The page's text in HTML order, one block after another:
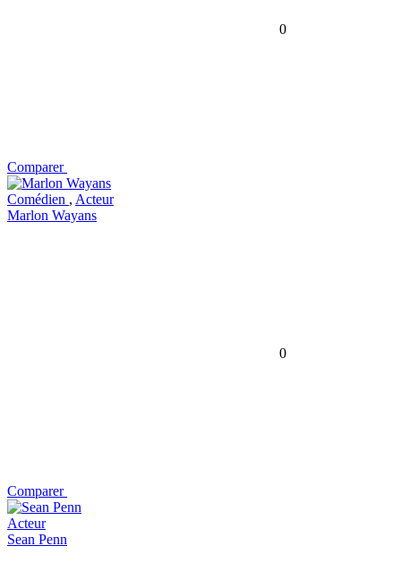
0
Comparer
Comédien , Acteur
Marlon Wayans
0
Comparer
Acteur
Sean Penn